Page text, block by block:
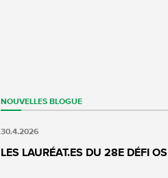
NOUVELLES BLOGUE
30.4.2026
LES LAURÉAT.ES DU 28E DÉFI